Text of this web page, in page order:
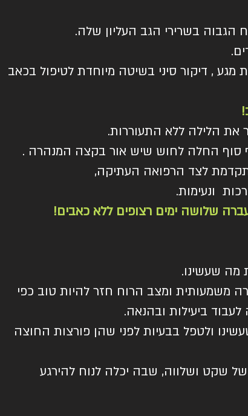
הגבוה בשרירי הגב העליון שלה.
, דיקור סיני בשיטה מיוחדת לטיפול בכאב
סוף החלה לחוש שיש אור בקצה המנהרה .
לצד הרפואה העתיקה,
ונעימות.
שלושה ימים רצופים ללא כאבים!
מה שעשינו.
ומצב הרוח חזר להיות טוב כפי
ביעילות ובהנאה.
ולטפל בבעיות לפני שהן פורצות החוצה
שקט ושלווה, שבה יכלה לנוח להירגע